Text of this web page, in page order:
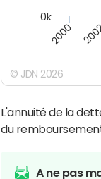
2000
0k
© JDN 2026
L'annuité de la
du
A ne pas